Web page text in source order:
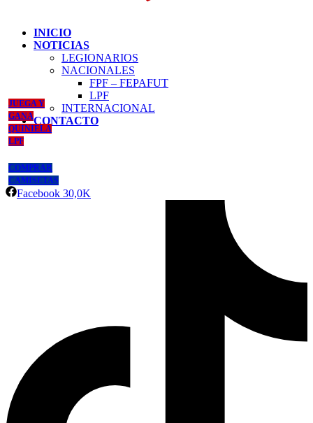
INICIO
NOTICIAS
LEGIONARIOS
NACIONALES
FPF – FEPAFUT
LPF
INTERNACIONAL
CONTACTO
JUEGA Y
GANA
QUINIELA
LPF
COMPRAR
CAMISETAS
Facebook 30,0K